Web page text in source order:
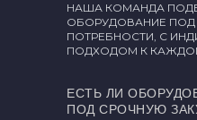
НАША КОМАНДА
ОБОРУДОВАНИЕ
ПОТРЕБНОСТИ, С
ПОДХОДОМ К
ЕСТЬ ЛИ
ПОД СРОЧНУЮ